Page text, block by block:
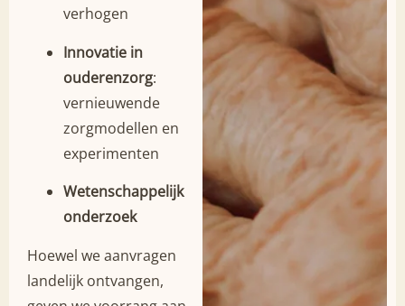
verhogen
Innovatie in
ouderenzorg:
vernieuwende
zorgmodellen en
experimenten
Wetenschappelijk
onderzoek
Hoewel we aanvragen
landelijk ontvangen,